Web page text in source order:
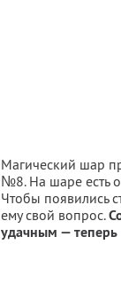
Магический шар
№8. На шаре есть
Чтобы появились
ему свой вопрос.
удачным — теперь